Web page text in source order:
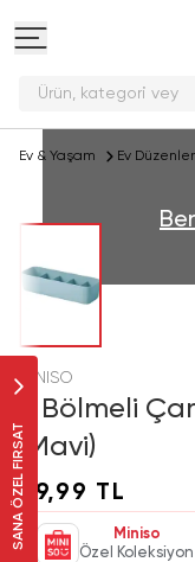
Ürün, kategori
SANA ÖZEL FIRSAT
Ev & Yaşam Ev
MINISO
5 Bölmeli
(Mavi)
69,99 TL
Miniso
Özel Koleksiyon